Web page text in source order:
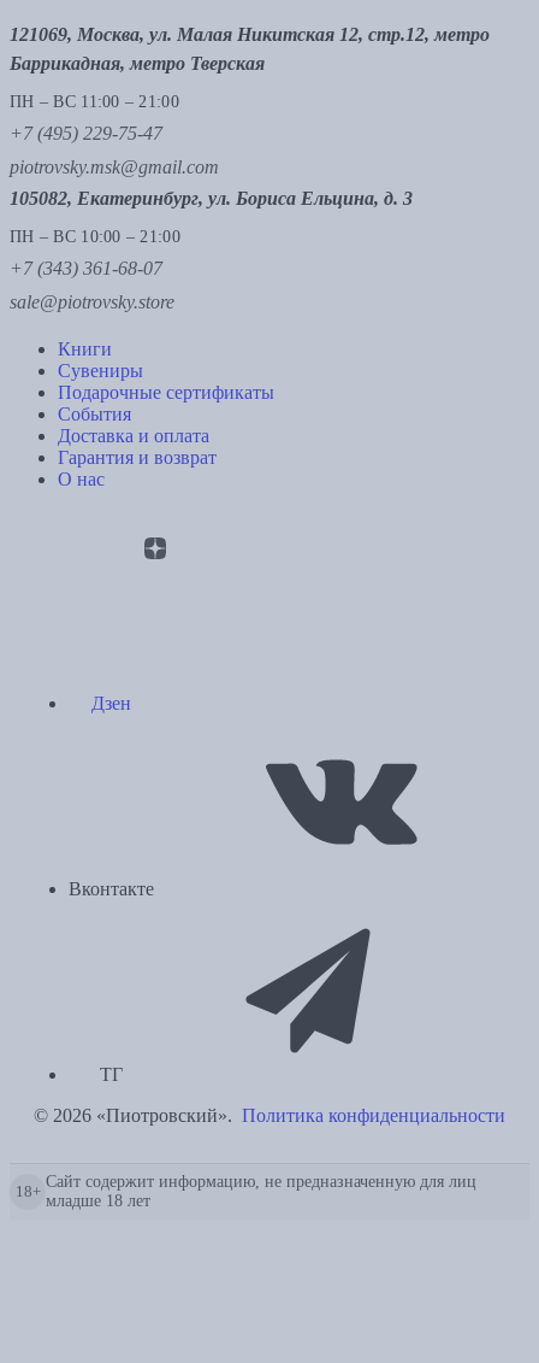
121069, Москва, ул. Малая Никитская 12, стр.12, метро
Баррикадная, метро Тверская
ПН – ВС 11:00 – 21:00
+7 (495) 229-75-47
piotrovsky.msk@gmail.com
105082, Екатеринбург, ул. Бориса Ельцина, д. 3
ПН – ВС 10:00 – 21:00
+7 (343) 361-68-07
sale@piotrovsky.store
Книги
Сувениры
Подарочные сертификаты
События
Доставка и оплата
Гарантия и возврат
О нас
Дзен
Вконтакте
ТГ
© 2026 «Пиотровский». Политика конфиденциальности
18+
Сайт содержит информацию, не предназначенную для лиц
младше 18 лет